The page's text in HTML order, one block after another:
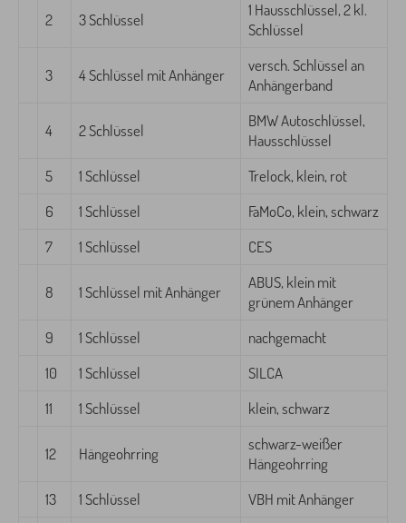
2 3 Schlüssel
1 Hausschlüssel, 2 kl.
Schlüssel
3 4 Schlüssel mit Anhänger
versch. Schlüssel an
Anhängerband
4 2 Schlüssel
BMW Autoschlüssel,
Hausschlüssel
5
1 Schlüssel
Trelock, klein, rot
6
1 Schlüssel
FaMoCo, klein, schwarz
7
1 Schlüssel CES
8 1 Schlüssel mit Anhänger
ABUS, klein mit
grünem Anhänger
9
1 Schlüssel
nachgemacht
10
1 Schlüssel
SILCA
11
1 Schlüssel klein, schwarz
12 Hängeohrring
schwarz-weißer
Hängeohrring
13
1 Schlüssel VBH mit Anhänger